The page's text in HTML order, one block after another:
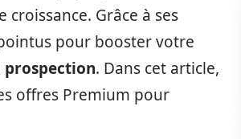
Grâce à ses
pour booster votre
prospection. Dans cet article,
offres Premium pour